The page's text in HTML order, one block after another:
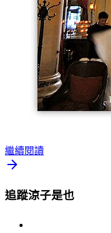
繼續閱讀
追蹤涼子是也